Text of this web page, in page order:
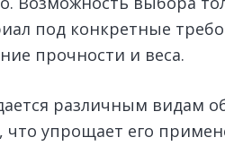
под конкретные
прочности и веса.
различным видам
что упрощает его